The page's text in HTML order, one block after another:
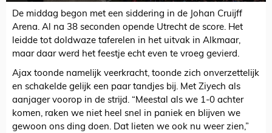
De middag begon met een siddering in de Johan Cruijff
Arena. Al na 38 seconden opende Utrecht de score. Het
leidde tot doldwaze taferelen in het uitvak in Alkmaar,
maar daar werd het feestje echt even te vroeg gevierd.
Ajax toonde namelijk veerkracht, toonde zich onverzettelijk
en schakelde gelijk een paar tandjes bij. Met Ziyech als
aanjager voorop in de strijd. “Meestal als we 1-0 achter
komen, raken we niet heel snel in paniek en blijven we
gewoon ons ding doen. Dat lieten we ook nu weer zien,”